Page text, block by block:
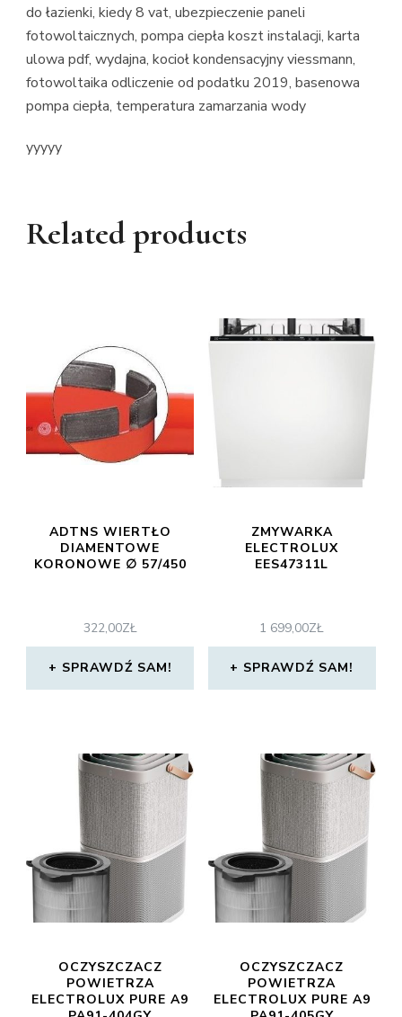
do łazienki, kiedy 8 vat, ubezpieczenie paneli
fotowoltaicznych, pompa ciepła koszt instalacji, karta
ulowa pdf, wydajna, kocioł kondensacyjny viessmann,
fotowoltaika odliczenie od podatku 2019, basenowa
pompa ciepła, temperatura zamarzania wody
yyyyy
Related products
ADTNS WIERTŁO
DIAMENTOWE
KORONOWE ∅ 57/450
322,00ZŁ
SPRAWDŹ SAM!
ZMYWARKA
ELECTROLUX
EES47311L
1 699,00ZŁ
SPRAWDŹ SAM!
OCZYSZCZACZ
POWIETRZA
ELECTROLUX PURE A9
OCZYSZCZACZ
POWIETRZA
ELECTROLUX PURE A9